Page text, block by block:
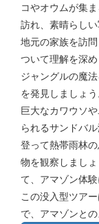
コやオウムが集
訪れ、素晴らし
地元の家族を訪
ついて理解を深
ジャングルの魔
を発見しましょう
巨大なカワウソ
られるサンドバ
登って熱帯雨林
物を観察しまし
て、アマゾン体
この没入型ツア
で、アマゾンと